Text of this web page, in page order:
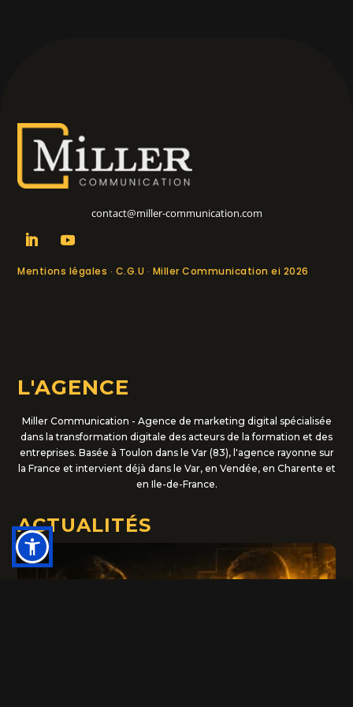
contact@miller-communication.com
Mentions légales · C.G.U · Miller Communication ei 2026
L'AGENCE
Miller Communication - Agence de marketing digital spécialisée
dans la transformation digitale des acteurs de la formation et des
entreprises. Basée à Toulon dans le Var (83), l'agence rayonne sur
la France et intervient déjà dans le Var, en Vendée, en Charente et
en Ile-de-France.
ACTUALITÉS